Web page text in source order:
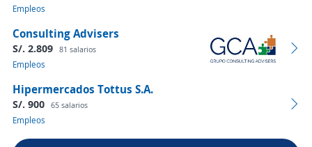
Empleos
Consulting Advisers
S/. 2.809 81 salarios
Empleos
Hipermercados Tottus S.A.
S/. 900 65 salarios
Empleos